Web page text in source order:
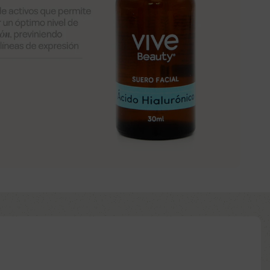
Añadir al carrito
Comprar ya